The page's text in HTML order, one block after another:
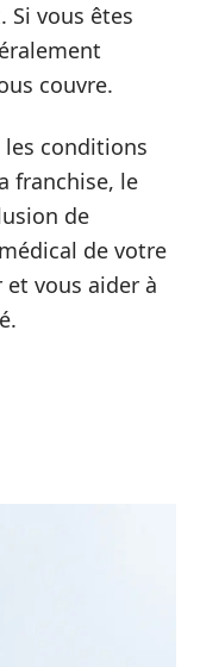
Si vous êtes
couvre.
les conditions
franchise, le
de
de votre
vous aider à